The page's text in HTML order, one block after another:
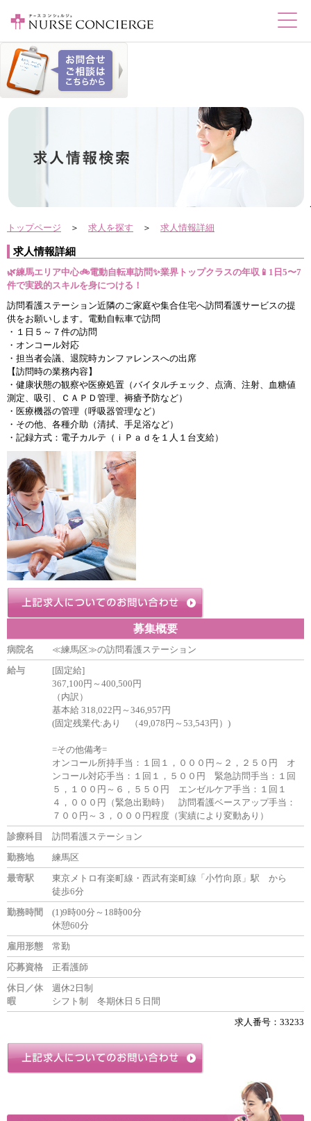
トップページ ＞ 求人を探す ＞ 求人情報詳細
求人情報詳細
🌿練馬エリア中心🚲電動自転車訪問✨業界トップクラスの年収📱1日5〜7
件で実践的スキルを身につける！
訪問看護ステーション近隣のご家庭や集合住宅へ訪問看護サービスの提
供をお願いします。電動自転車で訪問
・１日５～７件の訪問
・オンコール対応
・担当者会議、退院時カンファレンスへの出席
【訪問時の業務内容】
・健康状態の観察や医療処置（バイタルチェック、点滴、注射、血糖値
測定、吸引、ＣＡＰＤ管理、褥瘡予防など）
・医療機器の管理（呼吸器管理など）
・その他、各種介助（清拭、手足浴など）
・記録方式：電子カルテ（ｉＰａｄを１人１台支給）
募集概要
病院名
≪練馬区≫の訪問看護ステーション
給与
[固定給]
367,100円～400,500円
（内訳）
基本給 318,022円～346,957円
(固定残業代:あり （49,078円～53,543円）)
=その他備考=
オンコール所持手当：１回１，０００円～２，２５０円 オ
ンコール対応手当：１回１，５００円 緊急訪問手当：１回
５，１００円～６，５５０円 エンゼルケア手当：１回１
４，０００円（緊急出勤時） 訪問看護ベースアップ手当：
７００円～３，０００円程度（実績により変動あり）
診療科目
訪問看護ステーション
勤務地
練馬区
最寄駅
東京メトロ有楽町線・西武有楽町線「小竹向原」駅 から
徒歩6分
勤務時間
(1)9時00分～18時00分
休憩60分
雇用形態
常勤
応募資格
正看護師
休日／休
暇
週休2日制
シフト制 冬期休日５日間
求人番号：33233